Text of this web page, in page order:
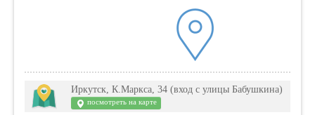
Иркутск, К.Маркса, 34 (вход с улицы Бабушкина)
посмотреть на карте